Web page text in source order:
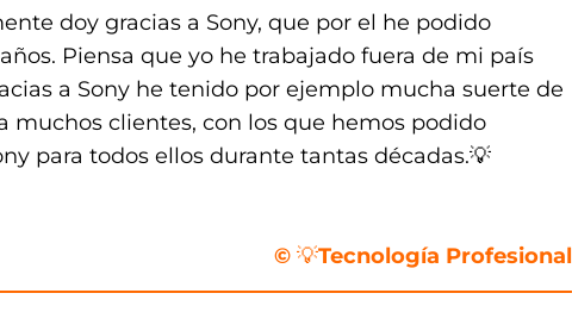
doy gracias a Sony, que por el he podido
Piensa que yo he trabajado fuera de mi país
a Sony he tenido por ejemplo mucha suerte de
muchos clientes, con los que hemos podido
para todos ellos durante tantas décadas.💡
©💡Tecnología Profesional